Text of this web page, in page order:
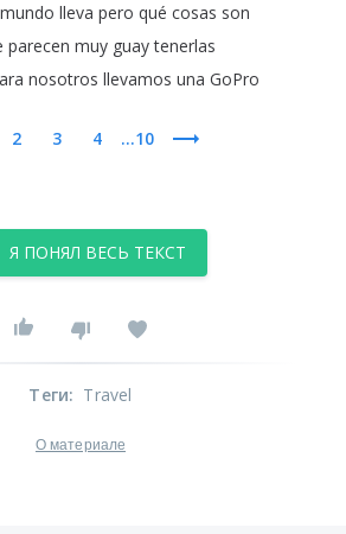
mundo lleva pero qué cosas son
parecen muy guay tenerlas
nosotros llevamos una GoPro
2 3 4 ...10
Я ПОНЯЛ ВЕСЬ ТЕКСТ
Теги: Travel
О материале